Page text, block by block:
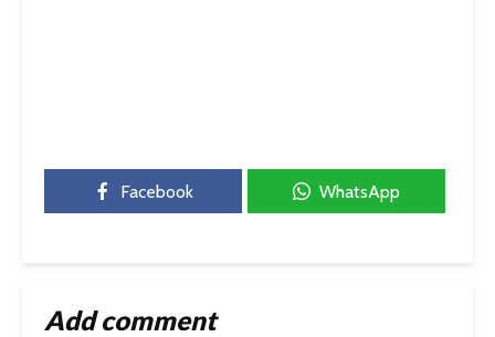
Facebook WhatsApp
Add comment